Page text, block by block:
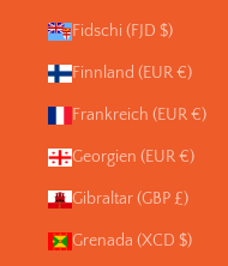
Fidschi (FJD $)
Finnland (EUR €)
Frankreich (EUR €)
Georgien (EUR €)
Gibraltar (GBP £)
Grenada (XCD $)